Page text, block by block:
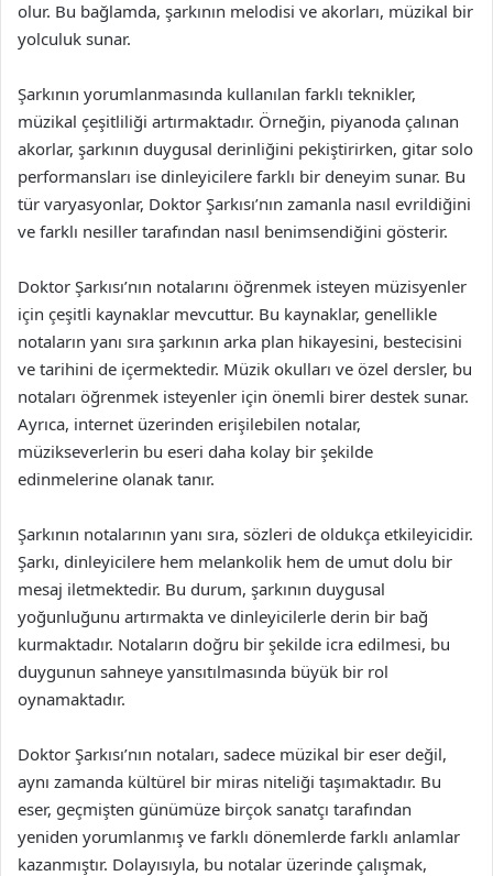
olur. Bu bağlamda, şarkının melodisi ve akorları, müzikal bir
yolculuk sunar.
Şarkının yorumlanmasında kullanılan farklı teknikler,
müzikal çeşitliliği artırmaktadır. Örneğin, piyanoda çalınan
akorlar, şarkının duygusal derinliğini pekiştirirken, gitar solo
performansları ise dinleyicilere farklı bir deneyim sunar. Bu
tür varyasyonlar, Doktor Şarkısı’nın zamanla nasıl evrildiğini
ve farklı nesiller tarafından nasıl benimsendiğini gösterir.
Doktor Şarkısı’nın notalarını öğrenmek isteyen müzisyenler
için çeşitli kaynaklar mevcuttur. Bu kaynaklar, genellikle
notaların yanı sıra şarkının arka plan hikayesini, bestecisini
ve tarihini de içermektedir. Müzik okulları ve özel dersler, bu
notaları öğrenmek isteyenler için önemli birer destek sunar.
Ayrıca, internet üzerinden erişilebilen notalar,
müzikseverlerin bu eseri daha kolay bir şekilde
edinmelerine olanak tanır.
Şarkının notalarının yanı sıra, sözleri de oldukça etkileyicidir.
Şarkı, dinleyicilere hem melankolik hem de umut dolu bir
mesaj iletmektedir. Bu durum, şarkının duygusal
yoğunluğunu artırmakta ve dinleyicilerle derin bir bağ
kurmaktadır. Notaların doğru bir şekilde icra edilmesi, bu
duygunun sahneye yansıtılmasında büyük bir rol
oynamaktadır.
Doktor Şarkısı’nın notaları, sadece müzikal bir eser değil,
aynı zamanda kültürel bir miras niteliği taşımaktadır. Bu
eser, geçmişten günümüze birçok sanatçı tarafından
yeniden yorumlanmış ve farklı dönemlerde farklı anlamlar
kazanmıştır. Dolayısıyla, bu notalar üzerinde çalışmak,